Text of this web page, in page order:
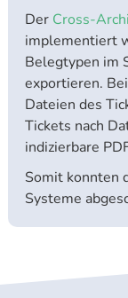
Der Cross-
implementiert
Belegtypen im
exportieren.
Dateien des
Tickets nach
indizierbare
Somit konnten
Systeme